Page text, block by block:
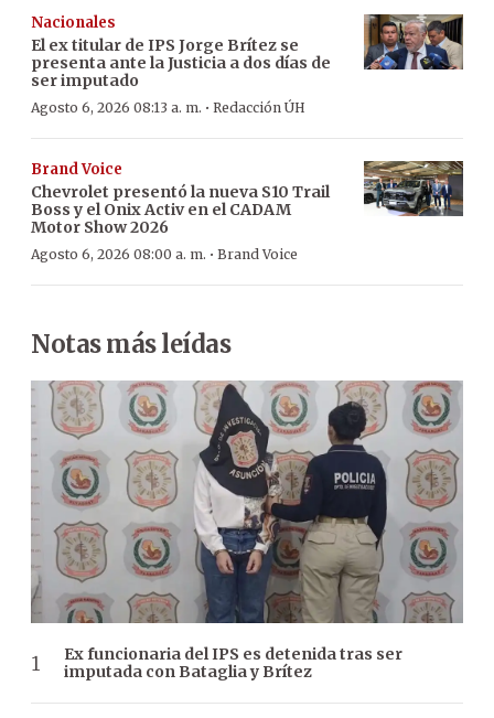
Nacionales
El ex titular de IPS Jorge Brítez se
presenta ante la Justicia a dos días de
ser imputado
Agosto 6, 2026 08:13 a. m. · Redacción ÚH
Brand Voice
Chevrolet presentó la nueva S10 Trail
Boss y el Onix Activ en el CADAM
Motor Show 2026
Agosto 6, 2026 08:00 a. m. · Brand Voice
Notas más leídas
Ex funcionaria del IPS es detenida tras ser
imputada con Bataglia y Brítez